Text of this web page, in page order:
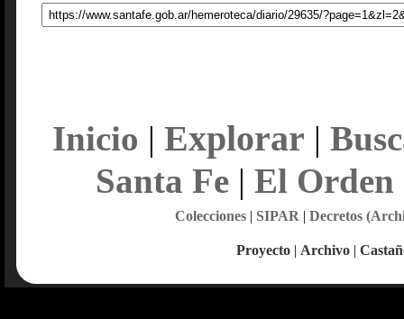
Inicio | Explorar |
Santa Fe| El Orden
Colecciones| SIPAR | Decretos
Proyecto | Archivo |